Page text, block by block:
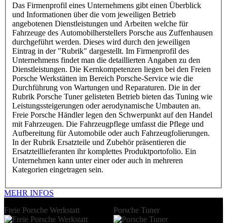
Das Firmenprofil eines Unternehmens gibt einen Überblick
und Informationen über die vom jeweiligen Betrieb
angebotenen Dienstleistungen und Arbeiten welche für
Fahrzeuge des Automobilherstellers Porsche aus Zuffenhausen
durchgeführt werden. Dieses wird durch den jeweiligen
Eintrag in der "Rubrik" dargestellt. Im Firmenprofil des
Unternehmens findet man die detaillierten Angaben zu den
Dienstleistungen. Die Kernkompetenzen liegen bei den Freien
Porsche Werkstätten im Bereich Porsche-Service wie die
Durchführung von Wartungen und Reparaturen. Die in der
Rubrik Porsche Tuner gelisteten Betrieb bieten das Tuning wie
Leistungssteigerungen oder aerodynamische Umbauten an.
Freie Porsche Händler legen den Schwerpunkt auf den Handel
mit Fahrzeugen. Die Fahrzeugpflege umfasst die Pflege und
Aufbereitung für Automobile oder auch Fahrzeugfolierungen.
In der Rubrik Ersatzteile und Zubehör präsentieren die
Ersatzteillieferanten ihr komplettes Produktportofolio. Ein
Unternehmen kann unter einer oder auch in mehreren
Kategorien eingetragen sein.
MEHR INFOS
Freie Porsche Werkstatt
Porsche Tuner